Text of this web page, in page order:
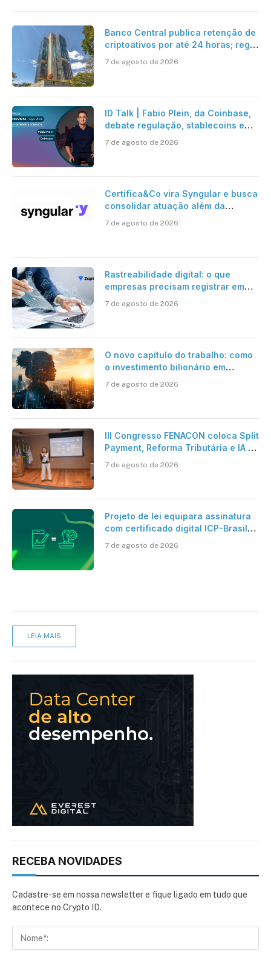
Banco Central publica retenção de
criptoativos por até 24 horas; regra
7 de agosto de 2026
ID Talk | Fabio Plein, da Coinbase,
debate regulação, stablecoins e
7 de agosto de 2026
Certifica&Co vira Syngular e busca
consolidar atuação além da
7 de agosto de 2026
Rastreabilidade digital: o que
empresas precisam registrar em
7 de agosto de 2026
O novo capítulo do trabalho: como
o investimento bilionário em
verdadeira era da inteligência
7 de agosto de 2026
III Congresso FENACON coloca Split
Payment, Reforma Tributária e IA no
7 de agosto de 2026
Projeto de lei equipara assinatura
com certificado digital ICP-Brasil
cartório
7 de agosto de 2026
LEIA MAIS
RECEBA NOVIDADES
Cadastre-se em nossa newsletter e fique ligado em tudo que
acontece no Crypto ID.